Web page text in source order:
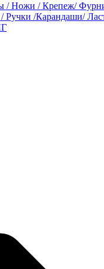
/ Ножи / Крепеж/
Ручки /Карандаши/